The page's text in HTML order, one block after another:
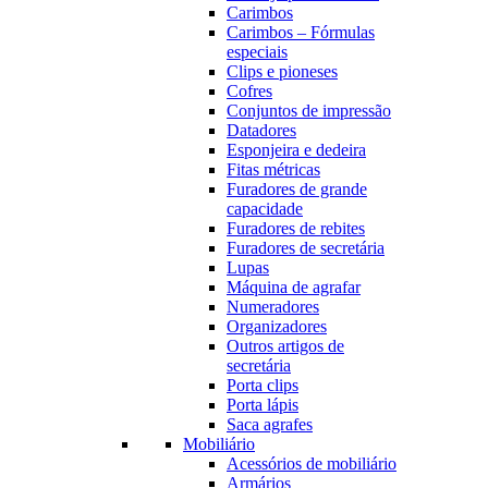
Carimbos
Carimbos – Fórmulas
especiais
Clips e pioneses
Cofres
Conjuntos de impressão
Datadores
Esponjeira e dedeira
Fitas métricas
Furadores de grande
capacidade
Furadores de rebites
Furadores de secretária
Lupas
Máquina de agrafar
Numeradores
Organizadores
Outros artigos de
secretária
Porta clips
Porta lápis
Saca agrafes
Mobiliário
Acessórios de mobiliário
Armários